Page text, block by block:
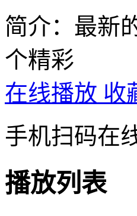
简介：最新
个精彩
在线播放 收
手机扫码在
播放列表